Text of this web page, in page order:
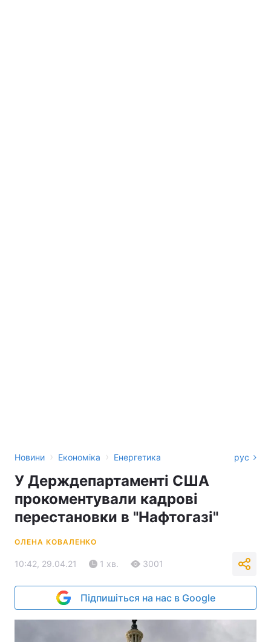
Новини › Економіка › Енергетика рус
У Держдепартаменті США
прокоментували кадрові
перестановки в "Нафтогазі"
ОЛЕНА КОВАЛЕНКО
10:42, 29.04.21 1 хв. 3001
Підпишіться на нас в Google